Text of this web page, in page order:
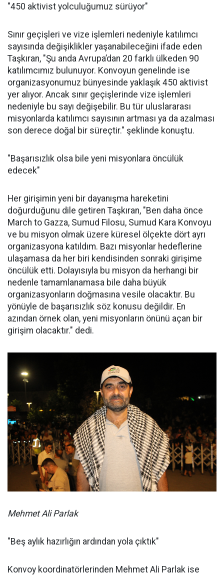
"450 aktivist yolculuğumuz sürüyor"
Sınır geçişleri ve vize işlemleri nedeniyle katılımcı
sayısında değişiklikler yaşanabileceğini ifade eden
Taşkıran, "Şu anda Avrupa’dan 20 farklı ülkeden 90
katılımcımız bulunuyor. Konvoyun genelinde ise
organizasyonumuz bünyesinde yaklaşık 450 aktivist
yer alıyor. Ancak sınır geçişlerinde vize işlemleri
nedeniyle bu sayı değişebilir. Bu tür uluslararası
misyonlarda katılımcı sayısının artması ya da azalması
son derece doğal bir süreçtir." şeklinde konuştu.
"Başarısızlık olsa bile yeni misyonlara öncülük
edecek"
Her girişimin yeni bir dayanışma hareketini
doğurduğunu dile getiren Taşkıran, "Ben daha önce
March to Gazza, Sumud Filosu, Sumud Kara Konvoyu
ve bu misyon olmak üzere küresel ölçekte dört ayrı
organizasyona katıldım. Bazı misyonlar hedeflerine
ulaşamasa da her biri kendisinden sonraki girişime
öncülük etti. Dolayısıyla bu misyon da herhangi bir
nedenle tamamlanamasa bile daha büyük
organizasyonların doğmasına vesile olacaktır. Bu
yönüyle de başarısızlık söz konusu değildir. En
azından örnek olan, yeni misyonların önünü açan bir
girişim olacaktır." dedi.
Mehmet Ali Parlak
"Beş aylık hazırlığın ardından yola çıktık"
Konvoy koordinatörlerinden Mehmet Ali Parlak ise